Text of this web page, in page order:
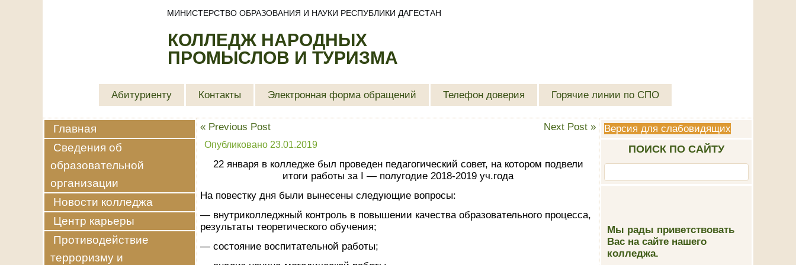
КОЛЛЕДЖ НАРОДНЫХ
ПРОМЫСЛОВ И ТУРИЗМА
МИНИСТЕРСТВО ОБРАЗОВАНИЯ И НАУКИ РЕСПУБЛИКИ ДАГЕСТАН
Абитуриенту Контакты Электронная форма обращений Телефон доверия Горячие линии по СПО
Главная
Сведения об
образовательной
организации
Новости колледжа
Центр карьеры
Противодействие
терроризму и
« Previous Post Next Post »
Опубликовано 23.01.2019
22 января в колледже был проведен педагогический совет, на котором подвели
итоги работы за I — полугодие 2018-2019 уч.года
На повестку дня были вынесены следующие вопросы:
— внутриколледжный контроль в повышении качества образовательного процесса,
результаты теоретического обучения;
— состояние воспитательной работы;
Версия для слабовидящих
ПОИСК ПО САЙТУ
Мы рады приветствовать
Вас на сайте нашего
колледжа.